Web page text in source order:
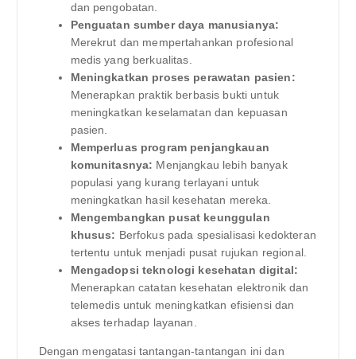
dan pengobatan.
Penguatan sumber daya manusianya:
Merekrut dan mempertahankan profesional
medis yang berkualitas.
Meningkatkan proses perawatan pasien:
Menerapkan praktik berbasis bukti untuk
meningkatkan keselamatan dan kepuasan
pasien.
Memperluas program penjangkauan
komunitasnya: Menjangkau lebih banyak
populasi yang kurang terlayani untuk
meningkatkan hasil kesehatan mereka.
Mengembangkan pusat keunggulan
khusus: Berfokus pada spesialisasi kedokteran
tertentu untuk menjadi pusat rujukan regional.
Mengadopsi teknologi kesehatan digital:
Menerapkan catatan kesehatan elektronik dan
telemedis untuk meningkatkan efisiensi dan
akses terhadap layanan.
Dengan mengatasi tantangan-tantangan ini dan